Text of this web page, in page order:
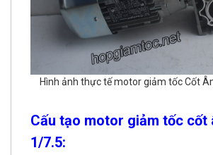
Hình ảnh thực tế motor giảm tốc Cốt
Cấu tạo motor giảm tốc cốt
1/7.5: